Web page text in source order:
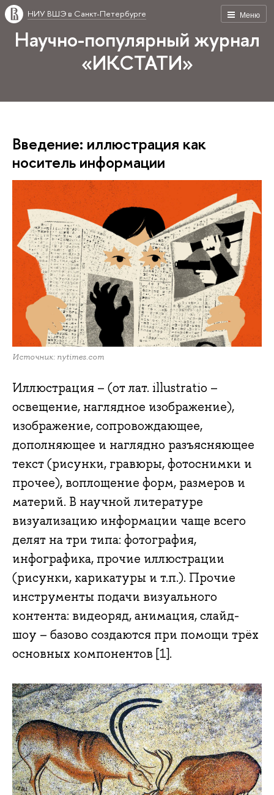
Меню
НИУ ВШЭ в Санкт-Петербурге
Научно-популярный журнал
«ИКСТАТИ»
Введение: иллюстрация как
носитель информации
Источник: nytimes.com
Иллюстрация – (от лат. illustratio –
освещение, наглядное изображение),
изображение, сопровождающее,
дополняющее и наглядно разъясняющее
текст (рисунки, гравюры, фотоснимки и
прочее), воплощение форм, размеров и
материй. В научной литературе
визуализацию информации чаще всего
делят на три типа: фотография,
инфографика, прочие иллюстрации
(рисунки, карикатуры и т.п.). Прочие
инструменты подачи визуального
контента: видеоряд, анимация, слайд-
шоу – базово создаются при помощи трёх
основных компонентов [1].